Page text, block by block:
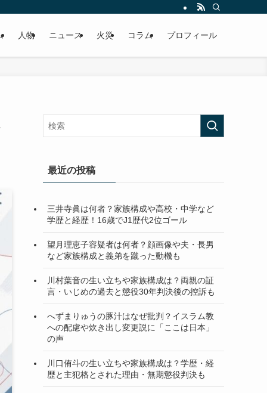
人物 ニュース 火災 コラム プロフィール
最近の投稿
三井寺眞は何者？家族構成や高校・中学など
学歴と経歴！16歳でJ1歴代2位ゴール
望月理恵子容疑者は何者？顔画像や夫・長男
など家族構成と義弟を蹴った動機も
川村葉音の生い立ちや家族構成は？両親の証
言・いじめの過去と懲役30年判決後の控訴も
へずまりゅうの豚汁はなぜ批判？イスラム教
への配慮や炊き出し変更説に「ここは日本」
の声
川口侑斗の生い立ちや家族構成は？学歴・経
歴と主犯格とされた理由・無期懲役判決も